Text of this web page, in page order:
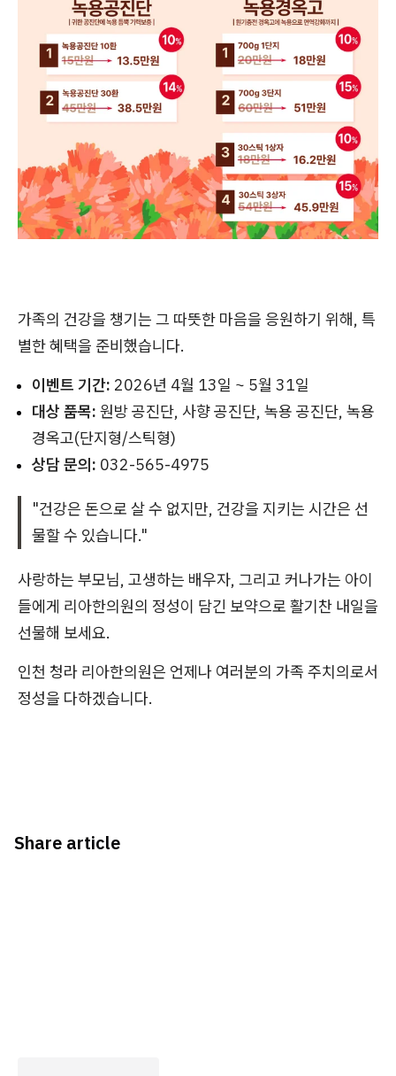
가족의 건강을 챙기는 그 따뜻한 마음을 응원하기 위해, 특
별한 혜택을 준비했습니다.
이벤트 기간: 2026년 4월 13일 ~ 5월 31일
대상 품목: 원방 공진단, 사향 공진단, 녹용 공진단, 녹용
경옥고(단지형/스틱형)
상담 문의: 032-565-4975
"건강은 돈으로 살 수 없지만, 건강을 지키는 시간은 선
물할 수 있습니다."
사랑하는 부모님, 고생하는 배우자, 그리고 커나가는 아이
들에게 리아한의원의 정성이 담긴 보약으로 활기찬 내일을
선물해 보세요.
인천 청라 리아한의원은 언제나 여러분의 가족 주치의로서
정성을 다하겠습니다.
Share article